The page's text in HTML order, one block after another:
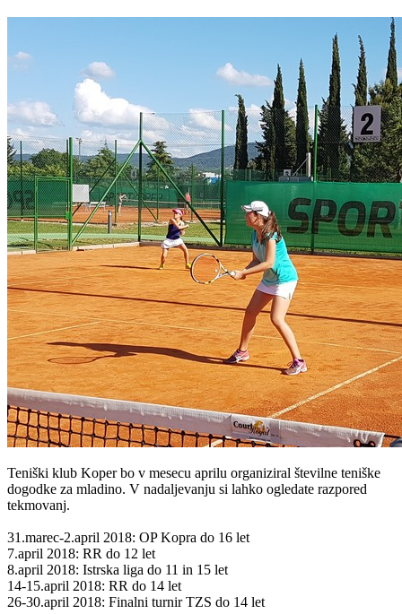
Teniški klub Koper bo v mesecu aprilu organiziral številne teniške
dogodke za mladino. V nadaljevanju si lahko ogledate razpored
tekmovanj.
31.marec-2.april 2018: OP Kopra do 16 let
7.april 2018: RR do 12 let
8.april 2018: Istrska liga do 11 in 15 let
14-15.april 2018: RR do 14 let
26-30.april 2018: Finalni turnir TZS do 14 let